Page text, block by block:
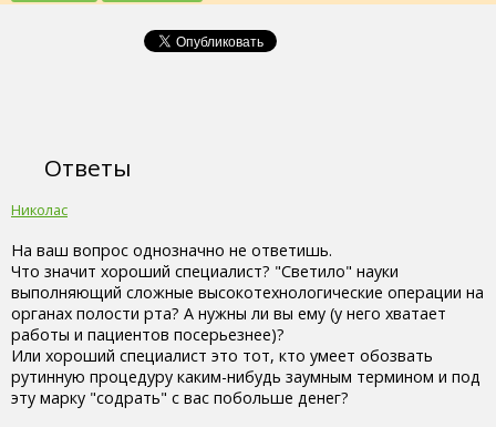
Ответы
Николас
На ваш вопрос однозначно не ответишь.
Что значит хороший специалист? "Светило" науки
выполняющий сложные высокотехнологические операции на
органах полости рта? А нужны ли вы ему (у него хватает
работы и пациентов посерьезнее)?
Или хороший специалист это тот, кто умеет обозвать
рутинную процедуру каким-нибудь заумным термином и под
эту марку "содрать" с вас побольше денег?